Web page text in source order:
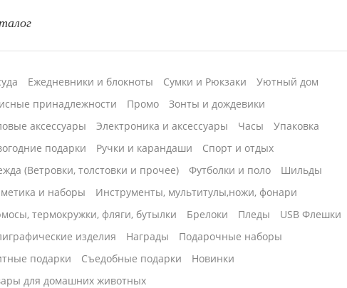
Ежедневники и блокноты Сумки и Рюкзаки
Уютный дом
принадлежности
Промо
Зонты и дождевики
аксессуары
Электроника и аксессуары Часы
Упаковка
подарки
Ручки и карандаши
Спорт и отдых
(Ветровки, толстовки и прочее)
Футболки и поло
Шильды
и наборы
Инструменты, мультитулы,ножи, фонари
термокружки, фляги, бутылки
Брелоки Пледы
USB Флешки
изделия
Награды
Подарочные наборы
подарки
Cъедобные подарки
Новинки
для домашних животных